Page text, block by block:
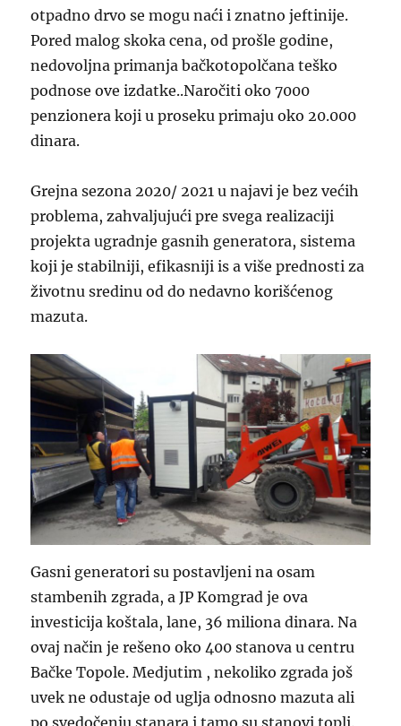
otpadno drvo se mogu naći i znatno jeftinije.
Pored malog skoka cena, od prošle godine,
nedovoljna primanja bačkotopolčana teško
podnose ove izdatke..Naročiti oko 7000
penzionera koji u proseku primaju oko 20.000
dinara.
Grejna sezona 2020/ 2021 u najavi je bez većih
problema, zahvaljujući pre svega realizaciji
projekta ugradnje gasnih generatora, sistema
koji je stabilniji, efikasniji is a više prednosti za
životnu sredinu od do nedavno korišćenog
mazuta.
Gasni generatori su postavljeni na osam
stambenih zgrada, a JP Komgrad je ova
investicija koštala, lane, 36 miliona dinara. Na
ovaj način je rešeno oko 400 stanova u centru
Bačke Topole. Medjutim , nekoliko zgrada još
uvek ne odustaje od uglja odnosno mazuta ali